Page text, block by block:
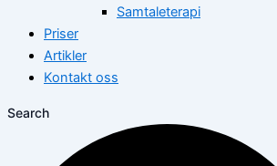
Samtaleterapi
Priser
Artikler
Kontakt oss
Search